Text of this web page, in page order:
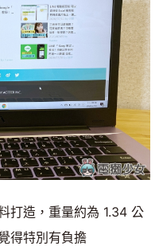
打造，重量約為 1.34 公
得特別有負擔